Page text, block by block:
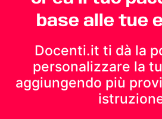
base alle tue
Docenti.it ti dà la
personalizzare la
aggiungendo più